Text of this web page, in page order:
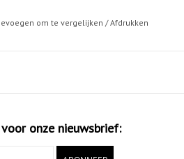
om te vergelijken /Afdrukken
onze nieuwsbrief: